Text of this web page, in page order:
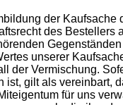
der
des
unserer
der Vermischung.
ist, gilt als vereinbart,
für uns